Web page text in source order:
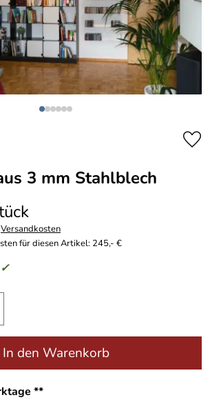
3 mm Stahlblech
Versandkosten
für diesen Artikel: 245,- €
✓
In den Warenkorb
**